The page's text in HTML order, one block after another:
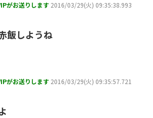
がお送りします 2016/03/29(火) 09:35:38.993
飯しようね
がお送りします 2016/03/29(火) 09:35:57.721